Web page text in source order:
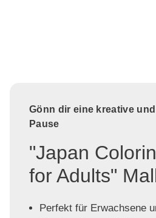
Gönn dir eine kreative
Pause
"Japan
for Adults"
Perfekt für Erwachsene